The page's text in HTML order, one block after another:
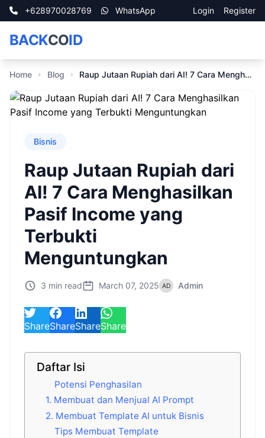
+628970028769 WhatsApp Login Register
BACKCOID
Home Blog Raup Jutaan Rupiah dari AI! 7 Cara Menghasilkan Pasif Income yang Terbukti Menguntungkan
Bisnis
Raup Jutaan Rupiah dari
AI! 7 Cara Menghasilkan
Pasif Income yang
Terbukti
Menguntungkan
3 min read March 07, 2025 Admin
ShareShareShareShare
Daftar Isi
Potensi Penghasilan
1. Membuat dan Menjual AI Prompt
2. Membuat Template AI untuk Bisnis
Tips Membuat Template